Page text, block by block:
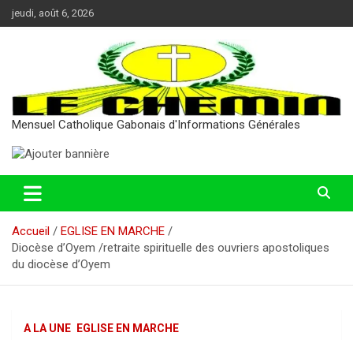
Aller
au
jeudi, août 6, 2026
Mensuel Catholique Gabonais d'Informations Générales
Accueil
EGLISE EN MARCHE
Diocèse d’Oyem /retraite spirituelle des ouvriers apostoliques
du diocèse d’Oyem
A LA UNE EGLISE EN MARCHE